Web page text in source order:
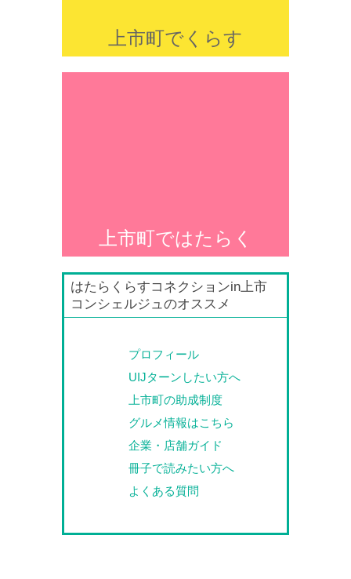
上市町でくらす
上市町ではたらく
はたらくらすコネクションin上市
コンシェルジュのオススメ
プロフィール
UIJターンしたい方へ
上市町の助成制度
グルメ情報はこちら
企業・店舗ガイド
冊子で読みたい方へ
よくある質問